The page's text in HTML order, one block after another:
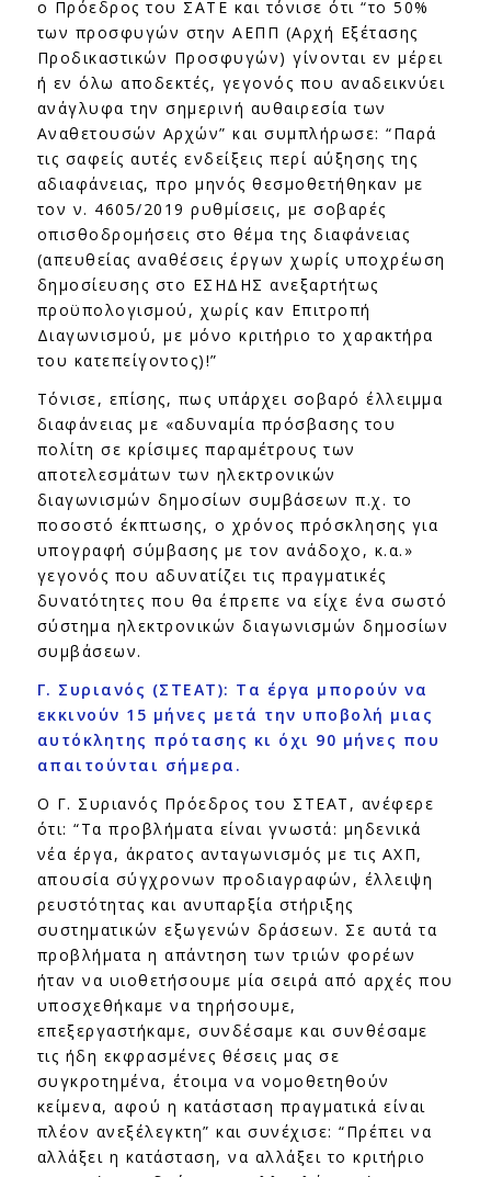
ο Πρόεδρος του ΣΑΤΕ και τόνισε ότι “το 50%
των προσφυγών στην ΑΕΠΠ (Αρχή Εξέτασης
Προδικαστικών Προσφυγών) γίνονται εν μέρει
ή εν όλω αποδεκτές, γεγονός που αναδεικνύει
ανάγλυφα την σημερινή αυθαιρεσία των
Αναθετουσών Αρχών” και συμπλήρωσε: “Παρά
τις σαφείς αυτές ενδείξεις περί αύξησης της
αδιαφάνειας, προ μηνός θεσμοθετήθηκαν με
τον ν. 4605/2019 ρυθμίσεις, με σοβαρές
οπισθοδρομήσεις στο θέμα της διαφάνειας
(απευθείας αναθέσεις έργων χωρίς υποχρέωση
δημοσίευσης στο ΕΣΗΔΗΣ ανεξαρτήτως
προϋπολογισμού, χωρίς καν Επιτροπή
Διαγωνισμού, με μόνο κριτήριο το χαρακτήρα
του κατεπείγοντος)!”
Τόνισε, επίσης, πως υπάρχει σοβαρό έλλειμμα
διαφάνειας με «αδυναμία πρόσβασης του
πολίτη σε κρίσιμες παραμέτρους των
αποτελεσμάτων των ηλεκτρονικών
διαγωνισμών δημοσίων συμβάσεων π.χ. το
ποσοστό έκπτωσης, ο χρόνος πρόσκλησης για
υπογραφή σύμβασης με τον ανάδοχο, κ.α.»
γεγονός που αδυνατίζει τις πραγματικές
δυνατότητες που θα έπρεπε να είχε ένα σωστό
σύστημα ηλεκτρονικών διαγωνισμών δημοσίων
συμβάσεων.
Γ. Συριανός (ΣΤΕΑΤ): Τα έργα μπορούν να
εκκινούν 15 μήνες μετά την υποβολή μιας
αυτόκλητης πρότασης κι όχι 90 μήνες που
απαιτούνται σήμερα.
Ο Γ. Συριανός Πρόεδρος του ΣΤΕΑΤ, ανέφερε
ότι: “Τα προβλήματα είναι γνωστά: μηδενικά
νέα έργα, άκρατος ανταγωνισμός με τις ΑΧΠ,
απουσία σύγχρονων προδιαγραφών, έλλειψη
ρευστότητας και ανυπαρξία στήριξης
συστηματικών εξωγενών δράσεων. Σε αυτά τα
προβλήματα η απάντηση των τριών φορέων
ήταν να υιοθετήσουμε μία σειρά από αρχές που
υποσχεθήκαμε να τηρήσουμε,
επεξεργαστήκαμε, συνδέσαμε και συνθέσαμε
τις ήδη εκφρασμένες θέσεις μας σε
συγκροτημένα, έτοιμα να νομοθετηθούν
κείμενα, αφού η κατάσταση πραγματικά είναι
πλέον ανεξέλεγκτη” και συνέχισε: “Πρέπει να
αλλάξει η κατάσταση, να αλλάξει το κριτήριο